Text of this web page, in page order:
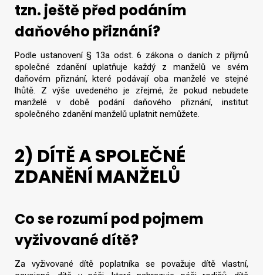
tzn. ještě před podáním
daňového přiznání?
Podle ustanovení § 13a odst. 6 zákona o daních z příjmů
společné zdanění uplatňuje každý z manželů ve svém
daňovém přiznání, které podávají oba manželé ve stejné
lhůtě. Z výše uvedeného je zřejmé, že pokud nebudete
manželé v době podání daňového přiznání, institut
společného zdanění manželů uplatnit nemůžete.
2) DÍTĚ A SPOLEČNÉ
ZDANĚNÍ MANŽELŮ
Co se rozumí pod pojmem
vyživované dítě?
Za vyživované dítě poplatníka se považuje dítě vlastní,